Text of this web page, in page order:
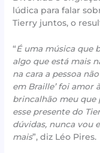
lúdica para falar
Tierry juntos, o
“É uma música que
algo que está mais
na cara a pessoa
em Braille’ foi amor
brincalhão meu que
esse presente do
dúvidas, nunca vou
mais”, diz Léo Pires.